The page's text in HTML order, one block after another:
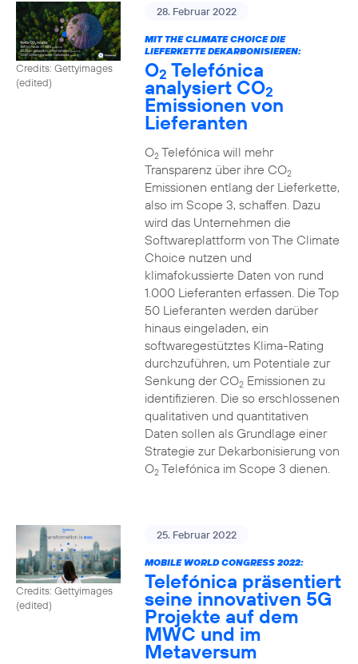
Credits: Gettyimages
(edited)
28. Februar 2022
MIT THE CLIMATE CHOICE DIE
LIEFERKETTE DEKARBONISIEREN:
O2 Telefónica
analysiert CO2
Emissionen von
Lieferanten
O2Telefónica will mehr
Transparenz über ihre CO2
Emissionen entlang der Lieferkette,
also im Scope 3, schaffen. Dazu
wird das Unternehmen die
Softwareplattform von The Climate
Choice nutzen und
klimafokussierte Daten von rund
1.000 Lieferanten erfassen. Die Top
50 Lieferanten werden darüber
hinaus eingeladen, ein
softwaregestütztes Klima-Rating
durchzuführen, um Potentiale zur
Senkung der CO2Emissionen zu
identifizieren. Die so erschlossenen
qualitativen und quantitativen
Daten sollen als Grundlage einer
Strategie zur Dekarbonisierung von
O2Telefónica im Scope 3 dienen.
Credits: Gettyimages
(edited)
25. Februar 2022
MOBILE WORLD CONGRESS 2022:
Telefónica präsentiert
seine innovativen 5G
Projekte auf dem
MWC und im
Metaversum